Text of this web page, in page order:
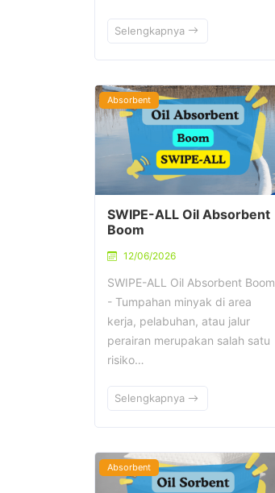
Selengkapnya
Absorbent
SWIPE-ALL Oil Absorbent
Boom
12/06/2026
SWIPE-ALL Oil Absorbent Boom
- Tumpahan minyak di area
kerja, pelabuhan, atau jalur
perairan merupakan salah satu
risiko…
Selengkapnya
Absorbent